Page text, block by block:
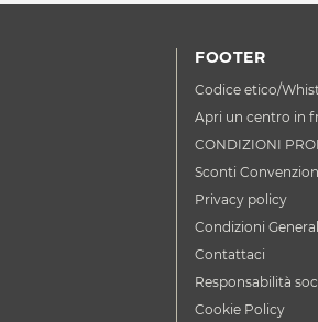
FOOTER
Codice etico/
Apri un centro in
CONDIZIONI
Sconti
Privacy policy
Condizioni
Contattaci
Responsabilità
Cookie Policy